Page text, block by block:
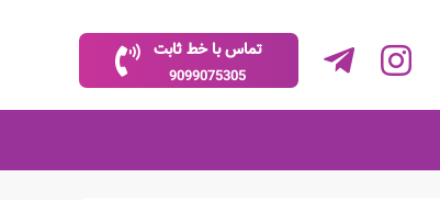
تماس با خط ثابت
9099075305